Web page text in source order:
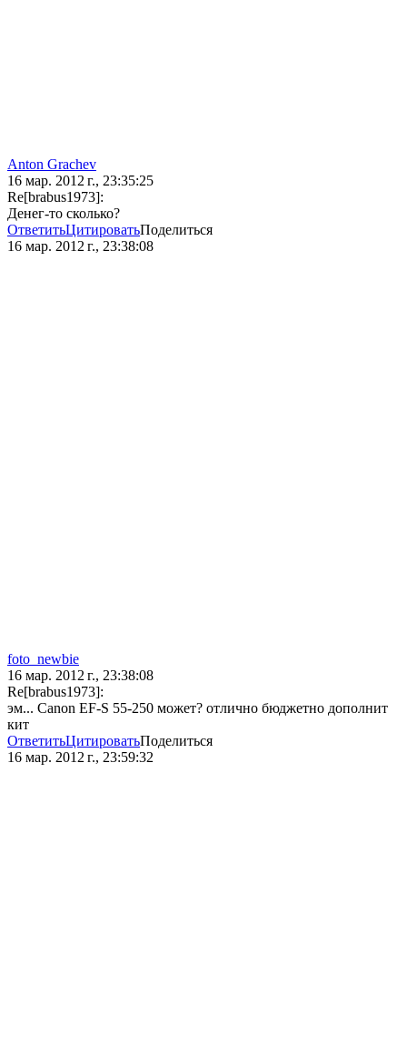
Anton Grachev
16 мар. 2012 г., 23:35:25
Re[brabus1973]:
Денег-то сколько?
ОтветитьЦитироватьПоделиться
16 мар. 2012 г., 23:38:08
foto_newbie
16 мар. 2012 г., 23:38:08
Re[brabus1973]:
эм... Canon EF-S 55-250 может? отлично бюджетно дополнит
кит
ОтветитьЦитироватьПоделиться
16 мар. 2012 г., 23:59:32